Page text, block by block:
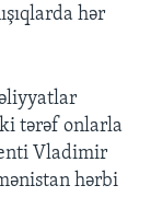
hər
tərəf onlarla
Vladimir
hərbi